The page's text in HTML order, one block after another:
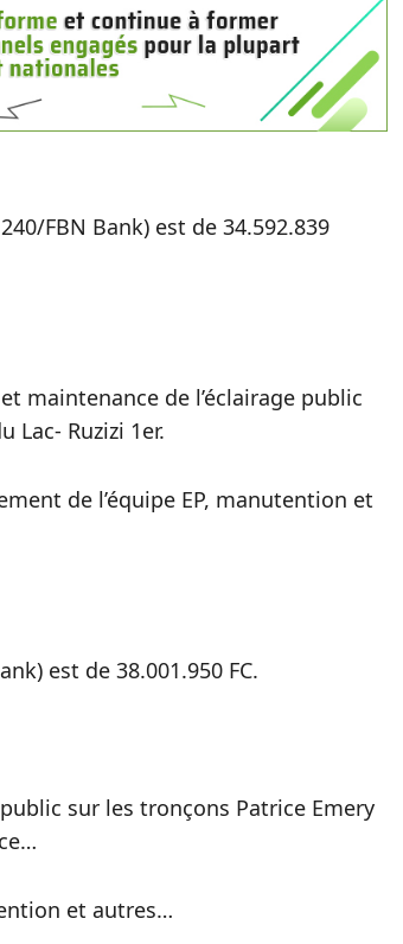
FBN Bank) est de 34.592.839
maintenance de l’éclairage public
Lac- Ruzizi 1er.
de l’équipe EP, manutention et
est de 38.001.950 FC.
sur les tronçons Patrice Emery
et autres…